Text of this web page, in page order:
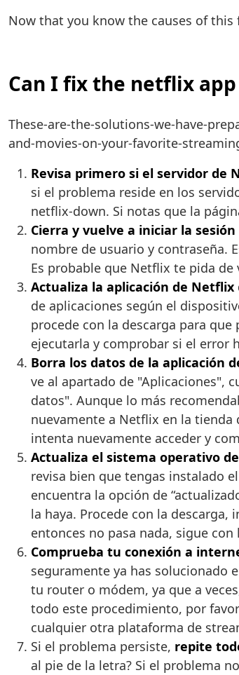
Now that you know the causes of
Can I fix the netflix
These-are-the-solutions-we-have-
and-movies-on-your-favorite-
Revisa primero si el servidor de
si el problema reside en los
netflix-down. Si notas que la
Cierra y vuelve a iniciar la sesión
nombre de usuario y contraseña.
Es probable que Netflix te pida
Actualiza la aplicación de Netflix
de aplicaciones según el
procede con la descarga para
ejecutarla y comprobar si el error
Borra los datos de la aplicación
ve al apartado de "Aplicaciones",
datos". Aunque lo más
nuevamente a Netflix en la tienda
intenta nuevamente acceder y
Actualiza el sistema operativo
revisa bien que tengas instalado
encuentra la opción de
la haya. Procede con la
entonces no pasa nada, sigue
Comprueba tu conexión a
seguramente ya has solucionado
tu router o módem, ya que a
todo este procedimiento, por
cualquier otra plataforma de
Si el problema persiste, repite
al pie de la letra? Si el problema